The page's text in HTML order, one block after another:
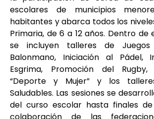
escolares de municipios
habitantes y abarca todos los
Primaria, de 6 a 12 años. Dentro
se incluyen talleres de Juegos
Balonmano, Iniciación al Pádel,
Esgrima, Promoción del
“Deporte y Mujer” y los
Saludables. Las sesiones se
del curso escolar hasta finales